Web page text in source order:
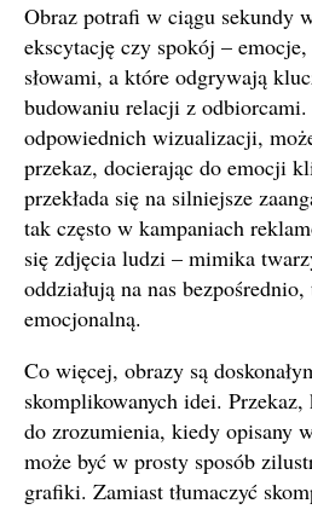
Obraz potrafi w ciągu sekundy
ekscytację czy spokój –
słowami, a które odgrywają
budowaniu relacji z
odpowiednich wizualizacji,
przekaz, docierając do emocji
przekłada się na silniejsze
tak często w kampaniach
się zdjęcia ludzi – mimika
oddziałują na nas
emocjonalną.
Co więcej, obrazy są
skomplikowanych idei.
do zrozumienia, kiedy opisany
może być w prosty sposób
grafiki. Zamiast tłumaczyć